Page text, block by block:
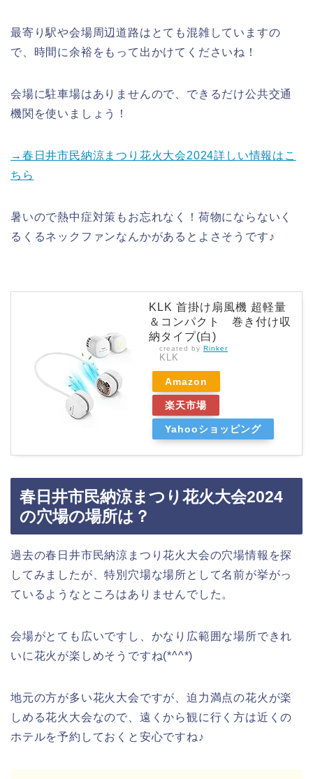
最寄り駅や会場周辺道路はとても混雑していますの
で、時間に余裕をもって出かけてくださいね！
会場に駐車場はありませんので、できるだけ公共交通
機関を使いましょう！
→春日井市民納涼まつり花火大会2024詳しい情報はこ
ちら
暑いので熱中症対策もお忘れなく！荷物にならないく
るくるネックファンなんかがあるとよさそうです♪
KLK 首掛け扇風機 超軽量
＆コンパクト 巻き付け収
納タイプ(白)
created by Rinker
KLK
Amazon
楽天市場
Yahooショッピング
春日井市民納涼まつり花火大会2024
の穴場の場所は？
過去の春日井市民納涼まつり花火大会の穴場情報を探
してみましたが、特別穴場な場所として名前が挙がっ
ているようなところはありませんでした。
会場がとても広いですし、かなり広範囲な場所できれ
いに花火が楽しめそうですね(*^^*)
地元の方が多い花火大会ですが、迫力満点の花火が楽
しめる花火大会なので、遠くから観に行く方は近くの
ホテルを予約しておくと安心ですね♪